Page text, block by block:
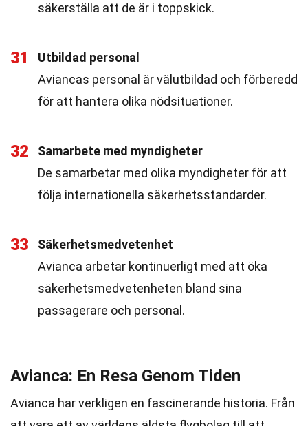
säkerställa att de är i toppskick.
31
Utbildad personal
Aviancas personal är välutbildad och förberedd
för att hantera olika nödsituationer.
32
Samarbete med myndigheter
De samarbetar med olika myndigheter för att
följa internationella säkerhetsstandarder.
33
Säkerhetsmedvetenhet
Avianca arbetar kontinuerligt med att öka
säkerhetsmedvetenheten bland sina
passagerare och personal.
Avianca: En Resa Genom Tiden
Avianca har verkligen en fascinerande historia. Från